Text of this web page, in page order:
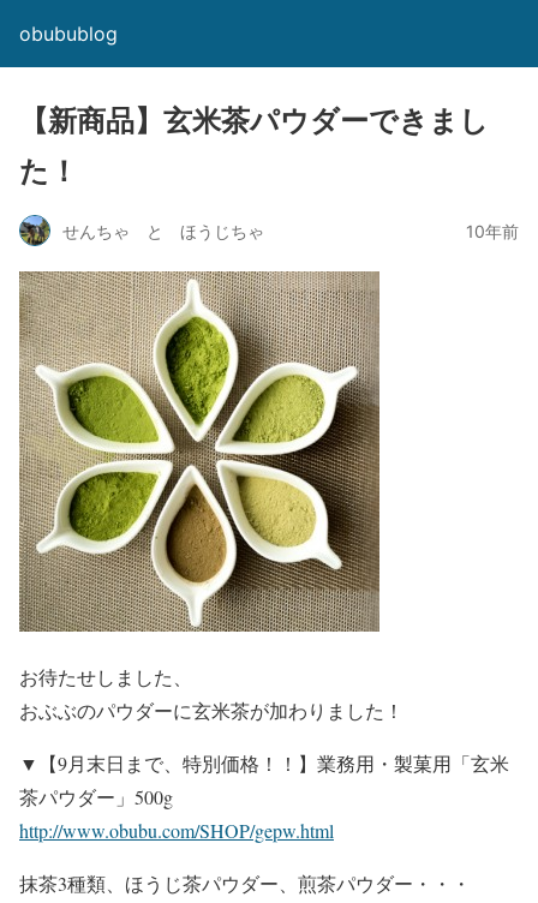
obubublog
【新商品】玄米茶パウダーできまし
た！
せんちゃ と ほうじちゃ 10年前
お待たせしました、
おぶぶのパウダーに玄米茶が加わりました！
▼【9月末日まで、特別価格！！】業務用・製菓用「玄米
茶パウダー」500g
http://www.obubu.com/SHOP/gepw.html
抹茶3種類、ほうじ茶パウダー、煎茶パウダー・・・